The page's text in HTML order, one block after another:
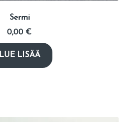
Sermi
0,00 €
LUE LISÄÄ